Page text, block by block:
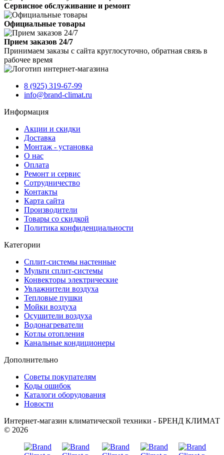
Сервисное обслуживание и ремонт
Официальные товары
Прием заказов 24/7
Принимаем заказы с сайта круглосуточно, обратная связь в
рабочее время
8 (925) 319-67-99
info@brand-climat.ru
Информация
Акции и скидки
Доставка
Монтаж - установка
О нас
Оплата
Ремонт и сервис
Сотрудничество
Контакты
Карта сайта
Производители
Товары со скидкой
Политика конфиденциальности
Категории
Сплит-системы настенные
Мульти сплит-системы
Конвекторы электрические
Увлажнители воздуха
Тепловые пушки
Мойки воздуха
Осушители воздуха
Водонагреватели
Котлы отопления
Канальные кондиционеры
Дополнительно
Советы покупателям
Коды ошибок
Каталоги оборудования
Новости
Интернет-магазин климатической техники - БРЕНД КЛИМАТ
© 2026